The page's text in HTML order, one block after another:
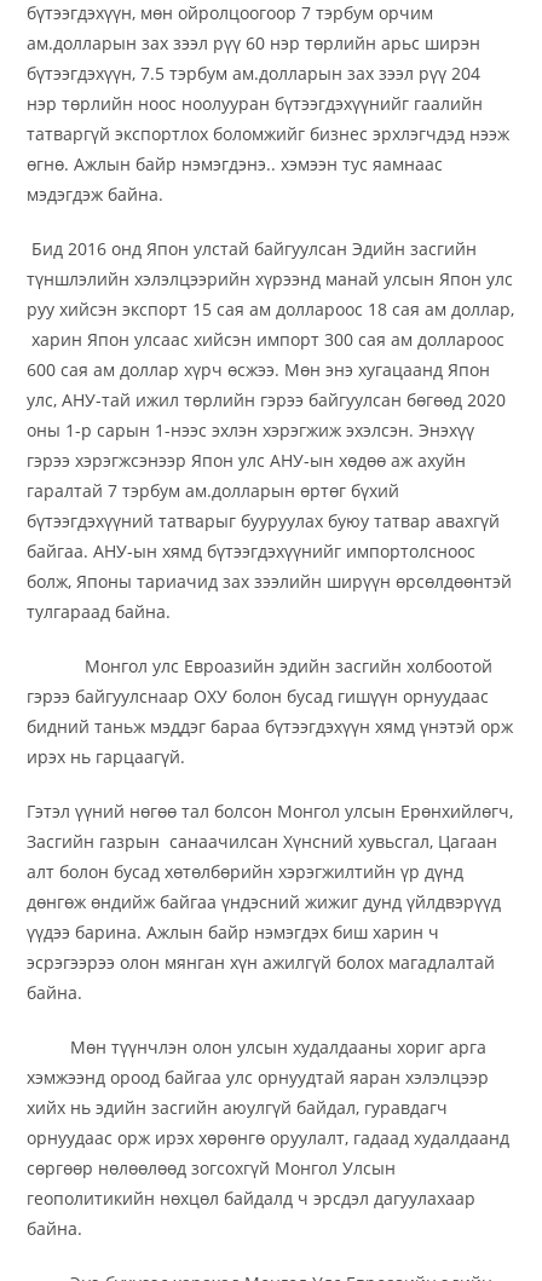
бүтээгдэхүүн, мөн ойролцоогоор 7 тэрбум орчим
ам.долларын зах зээл рүү 60 нэр төрлийн арьс ширэн
бүтээгдэхүүн, 7.5 тэрбум ам.долларын зах зээл рүү 204
нэр төрлийн ноос ноолууран бүтээгдэхүүнийг гаалийн
татваргүй экспортлох боломжийг бизнес эрхлэгчдэд нээж
өгнө. Ажлын байр нэмэгдэнэ.. хэмээн тус яамнаас
мэдэгдэж байна.
Бид 2016 онд Япон улстай байгуулсан Эдийн засгийн
түншлэлийн хэлэлцээрийн хүрээнд манай улсын Япон улс
руу хийсэн экспорт 15 сая ам доллароос 18 сая ам доллар,
харин Япон улсаас хийсэн импорт 300 сая ам доллароос
600 сая ам доллар хүрч өсжээ. Мөн энэ хугацаанд Япон
улс, АНУ-тай ижил төрлийн гэрээ байгуулсан бөгөөд 2020
оны 1-р сарын 1-нээс эхлэн хэрэгжиж эхэлсэн. Энэхүү
гэрээ хэрэгжсэнээр Япон улс АНУ-ын хөдөө аж ахуйн
гаралтай 7 тэрбум ам.долларын өртөг бүхий
бүтээгдэхүүний татварыг бууруулах буюу татвар авахгүй
байгаа. АНУ-ын хямд бүтээгдэхүүнийг импортолсноос
болж, Японы тариачид зах зээлийн ширүүн өрсөлдөөнтэй
тулгараад байна.
Монгол улс Евроазийн эдийн засгийн холбоотой
гэрээ байгуулснаар ОХУ болон бусад гишүүн орнуудаас
бидний таньж мэддэг бараа бүтээгдэхүүн хямд үнэтэй орж
ирэх нь гарцаагүй.
Гэтэл үүний нөгөө тал болсон Монгол улсын Ерөнхийлөгч,
Засгийн газрын санаачилсан Хүнсний хувьсгал, Цагаан
алт болон бусад хөтөлбөрийн хэрэгжилтийн үр дүнд
дөнгөж өндийж байгаа үндэсний жижиг дунд үйлдвэрүүд
үүдээ барина. Ажлын байр нэмэгдэх биш харин ч
эсрэгээрээ олон мянган хүн ажилгүй болох магадлалтай
байна.
Мөн түүнчлэн олон улсын худалдааны хориг арга
хэмжээнд ороод байгаа улс орнуудтай яаран хэлэлцээр
хийх нь эдийн засгийн аюулгүй байдал, гуравдагч
орнуудаас орж ирэх хөрөнгө оруулалт, гадаад худалдаанд
сөргөөр нөлөөлөөд зогсохгүй Монгол Улсын
геополитикийн нөхцөл байдалд ч эрсдэл дагуулахаар
байна.